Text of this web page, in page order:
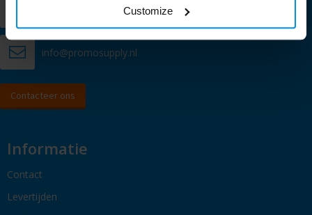
Customize
Chat met een specialist
info@promosupply.nl
Contacteer ons
Informatie
Contact
Levertijden